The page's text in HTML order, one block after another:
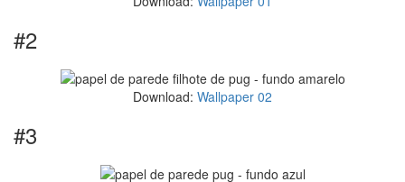
#2
Download: Wallpaper 02
#3